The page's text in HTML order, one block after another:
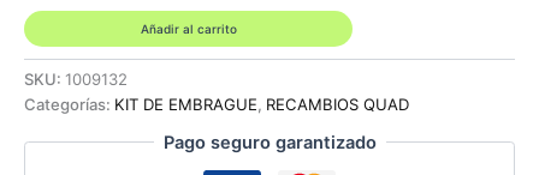
era:
47,00 €.
es:
33,38 €.
de
embrague
BARNETT
ltz
kfx
Añadir al carrito
SKU: 1009132
Categorías: KIT DE EMBRAGUE, RECAMBIOS QUAD
Pago seguro garantizado